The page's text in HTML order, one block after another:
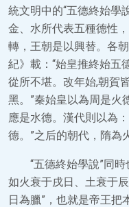
統文明中的“五德終始學
金、水所代表五種德性
轉，王朝是以興替。各
紀》載：“始皇推終始五
從所不堪。改年始,朝賀
黑。”秦始皇以為周是火
應是水德。漢代則以為
德。”之后的朝代，隋為
“五德終始學說”同
如火衰于戌日、土衰于
日為臘”，也就是帝王把